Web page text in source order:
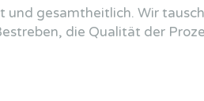
gesamtheitlich. Wir
die Qualität der